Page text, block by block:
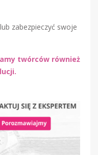
zabezpieczyć swoje
twórców również